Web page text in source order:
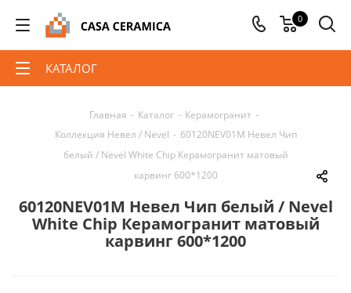
0
КАТАЛОГ
Главная - Каталог - Керамогранит -
Коллекция Невел / Nevel - 60120NEV01M Невел Чип
белый / Nevel White Chip Керамогранит матовый
карвинг 600*1200
60120NEV01M Невел Чип белый / Nevel
White Chip Керамогранит матовый
карвинг 600*1200